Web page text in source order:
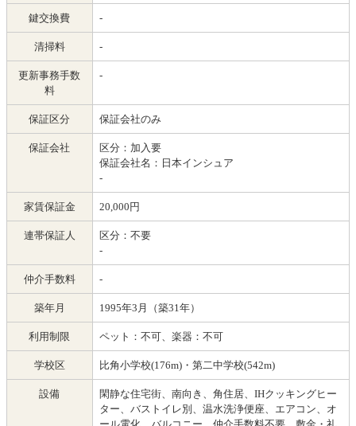
鍵交換費 -
清掃料 -
更新事務手数
料
-
保証区分 保証会社のみ
保証会社
区分：加入要
保証会社名：日本インシュア
-
家賃保証金 20,000円
連帯保証人
区分：不要
-
仲介手数料 -
築年月 1995年3月（築31年）
利用制限 ペット：不可、楽器：不可
学校区 比角小学校(176m)・第二中学校(542m)
設備
閑静な住宅街、南向き、角住居、IHクッキングヒー
ター、バストイレ別、温水洗浄便座、エアコン、オ